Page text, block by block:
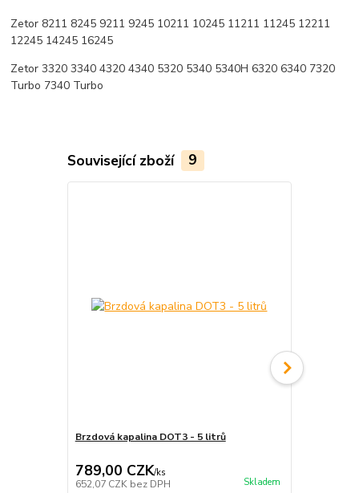
Zetor 8211 8245 9211 9245 10211 10245 11211 11245 12211
12245 14245 16245
Zetor 3320 3340 4320 4340 5320 5340 5340H 6320 6340 7320
Turbo 7340 Turbo
Související zboží 9
Brzdová kapalina DOT3 - 5 litrů
789,00 CZK/ks
652,07 CZK bez DPH Skladem